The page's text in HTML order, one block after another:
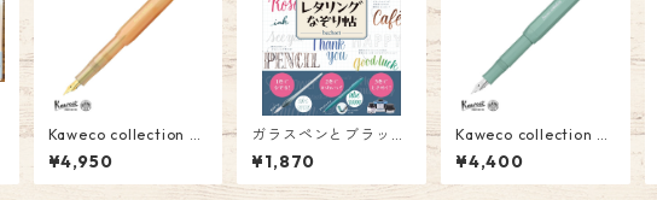
Kaweco collection
Apricot Pearl(アプリ
コットパール) 万年筆
(EF) ￥4950(税込）
¥4,950
ガラスペンとブラッシ
ュペンでなぞるハンド
レタリングなぞり帖: b
echori
¥1,870
Kaweco collection S
mooth Sage B (スム
ース セージ）万年筆
¥4,400